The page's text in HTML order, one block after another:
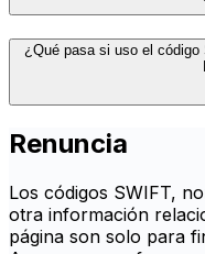
¿Qué pasa si uso el
Renuncia
Los códigos SWIFT,
otra información
página son solo para